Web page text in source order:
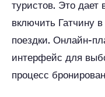
туристов. Это дает
включить Гатчину
поездки. Онлайн-
интерфейс для
процесс